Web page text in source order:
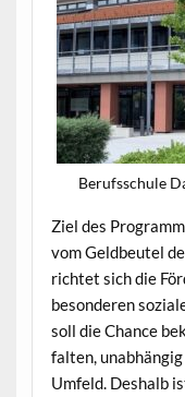
Beruf­ss­chule
Ziel des
vom Geld­beu­tel
richtet sich die
beson­deren
soll die Chance
fal­ten,
Umfeld. Deshalb